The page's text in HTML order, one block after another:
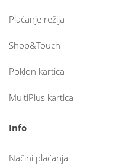
Plaćanje režija
Shop&Touch
Poklon kartica
MultiPlus kartica
Info
Načini plaćanja